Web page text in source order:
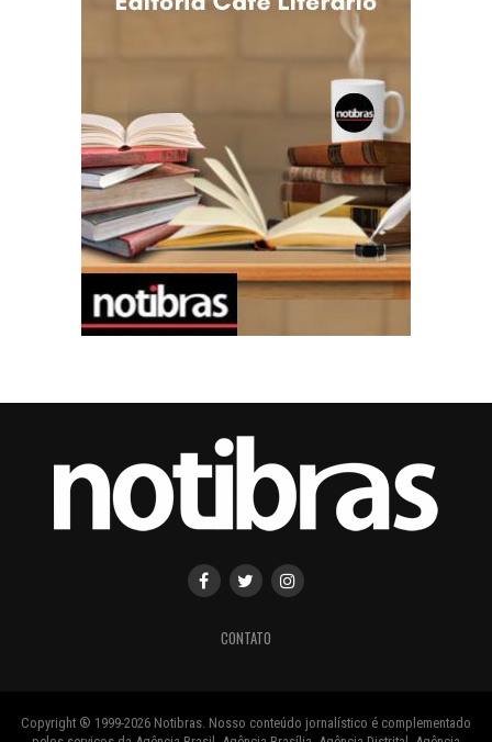
CONTATO
Copyright ® 1999-2026 Notibras. Nosso conteúdo jornalístico é complementado